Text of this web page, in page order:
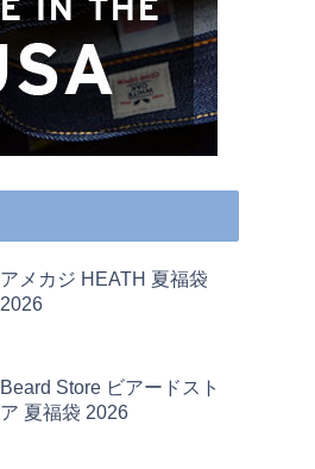
アメカジ HEATH 夏福袋
2026
Beard Store ビアードスト
ア 夏福袋 2026